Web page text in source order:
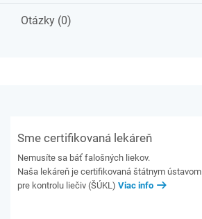
Otázky (0)
Sme certifikovaná lekáreň
Nemusíte sa báť falošných liekov.
Naša lekáreň je certifikovaná štátnym ústavom
pre kontrolu liečiv (ŠÚKL) Viac info